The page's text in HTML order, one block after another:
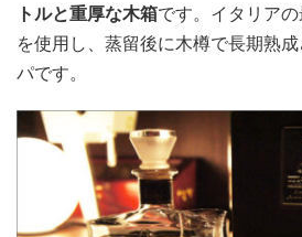
トルと重厚な木箱です。イタリア
を使用し、蒸留後に木樽で長期熟
パです。